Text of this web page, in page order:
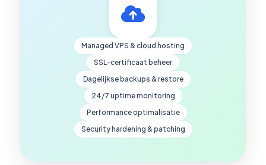
Managed VPS & cloud hosting
SSL-certificaat beheer
Dagelijkse backups & restore
24/7 uptime monitoring
Performance optimalisatie
Security hardening & patching